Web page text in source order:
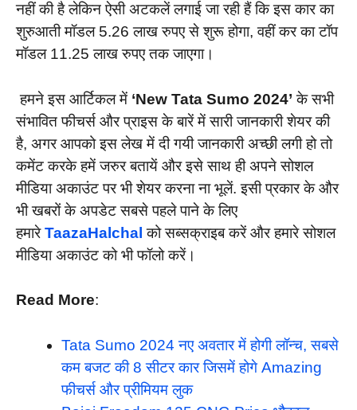
नहीं की है लेकिन ऐसी अटकलें लगाई जा रही हैं कि इस कार का
शुरुआती मॉडल 5.26 लाख रुपए से शुरू होगा, वहीं कर का टॉप
मॉडल 11.25 लाख रुपए तक जाएगा।
हमने इस आर्टिकल में ‘New Tata Sumo 2024’ के सभी
संभावित फीचर्स और प्राइस के बारें में सारी जानकारी शेयर की
है, अगर आपको इस लेख में दी गयी जानकारी अच्छी लगी हो तो
कमेंट करके हमें जरुर बतायें और इसे साथ ही अपने सोशल
मीडिया अकाउंट पर भी शेयर करना ना भूलें. इसी प्रकार के और
भी खबरों के अपडेट सबसे पहले पाने के लिए
हमारेTaazaHalchal को सब्सक्राइब करें और हमारे सोशल
मीडिया अकाउंट को भी फॉलो करें।
Read More:
Tata Sumo 2024 नए अवतार में होगी लॉन्च, सबसे
कम बजट की 8 सीटर कार जिसमें होगे Amazing
फीचर्स और प्रीमियम लुक